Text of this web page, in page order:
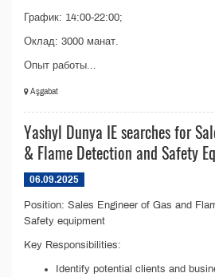
График: 14:00-22:00;
Оклад: 3000 манат.
Опыт работы...
Aşgabat
Yashyl Dunya IE searсhes for
& Flame Detection and Safety
06.09.2025
Position: Sales Engineer of Gas and
Safety equipment
Key Responsibilities:
Identify potential clients and